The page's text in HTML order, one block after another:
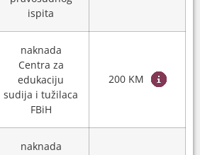
ispita
naknada
Centra za
edukaciju
sudija i tužilaca
FBiH
200 KM
naknada